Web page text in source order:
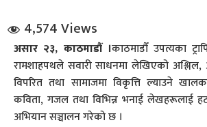
संवाद
4,574 Views
असार २३, काठमाडौं ।काठमाडौँ उपत्यका
रामशाहपथले सवारी साधनमा लेखिएको
विपरित तथा सामाजमा विकृत्ति ल्याउने
कविता, गजल तथा विभिन्न भनाई लेखहरूलाई
अभियान सञ्चालन गरेको छ ।